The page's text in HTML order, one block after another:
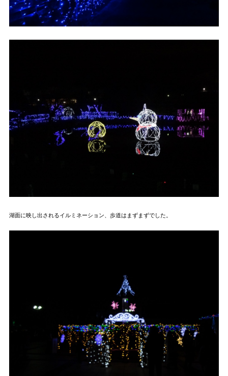
湖面に映し出されるイルミネーション、歩道はまずまずでした。